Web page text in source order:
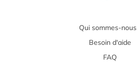
Qui sommes-nous
Besoin d'aide
FAQ